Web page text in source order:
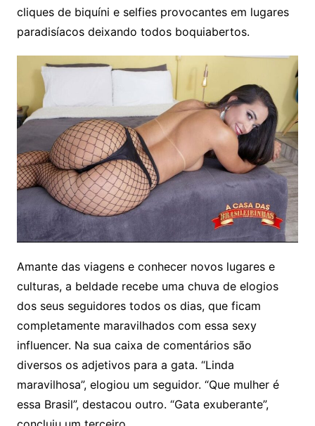
cliques de biquíni e selfies provocantes em lugares
paradisíacos deixando todos boquiabertos.
Amante das viagens e conhecer novos lugares e
culturas, a beldade recebe uma chuva de elogios
dos seus seguidores todos os dias, que ficam
completamente maravilhados com essa sexy
influencer. Na sua caixa de comentários são
diversos os adjetivos para a gata. “Linda
maravilhosa”, elogiou um seguidor. “Que mulher é
essa Brasil”, destacou outro. “Gata exuberante”,